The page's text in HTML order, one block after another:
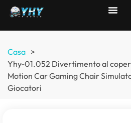
Casa >
Yhy-01.052 Divertimento al
Motion Car Gaming Chair
Giocatori